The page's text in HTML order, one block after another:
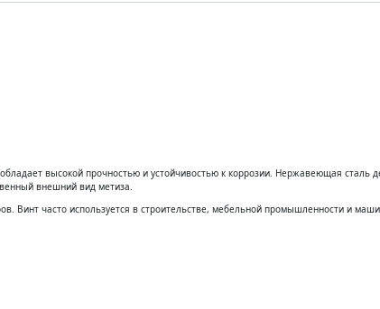
высокой прочностью и устойчивостью к коррозии. Нержавеющая сталь
внешний вид метиза.
Винт часто используется в строительстве, мебельной промышленности и